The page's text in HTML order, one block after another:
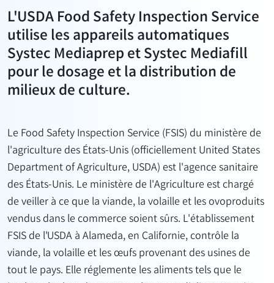
L'USDA Food Safety Inspection Service
utilise les appareils automatiques
Systec Mediaprep et Systec Mediafill
pour le dosage et la distribution de
milieux de culture.
Le Food Safety Inspection Service (FSIS) du ministère de
l'agriculture des États-Unis (officiellement United States
Department of Agriculture, USDA) est l'agence sanitaire
des États-Unis. Le ministère de l'Agriculture est chargé
de veiller à ce que la viande, la volaille et les ovoproduits
vendus dans le commerce soient sûrs. L'établissement
FSIS de l'USDA à Alameda, en Californie, contrôle la
viande, la volaille et les œufs provenant des usines de
tout le pays. Elle réglemente les aliments tels que le